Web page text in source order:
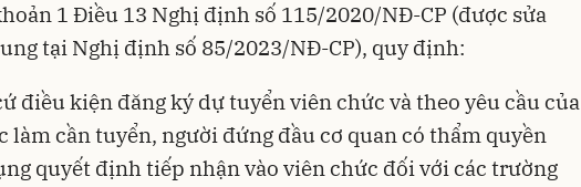
1 Điều 13 Nghị định số 115/2020/NĐ-CP (được sửa
tại Nghị định số 85/2023/NĐ-CP), quy định:
điều kiện đăng ký dự tuyển viên chức và theo yêu cầu của
làm cần tuyển, người đứng đầu cơ quan có thẩm quyền
quyết định tiếp nhận vào viên chức đối với các trường